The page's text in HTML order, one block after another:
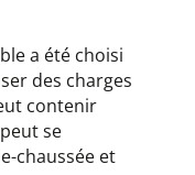
a été choisi
des charges
contenir
se
chaussée et